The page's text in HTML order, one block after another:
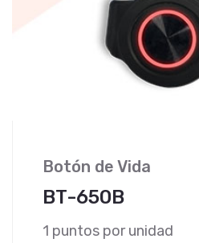
Botón de Vida
BT-650B
1 puntos por unidad